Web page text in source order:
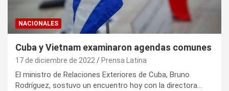
NACIONALES
Cuba y Vietnam examinaron agendas comunes
17 de diciembre de 2022 Prensa Latina
El ministro de Relaciones Exteriores de Cuba, Bruno
Rodríguez, sostuvo un encuentro hoy con la directora…